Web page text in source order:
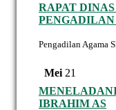
RAPAT
PENGADILAN
Pengadilan Agama
Mei 21
IBRAHIM AS